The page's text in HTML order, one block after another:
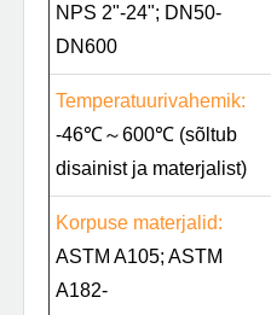
NPS 2"-24"; DN50-
DN600
Temperatuurivahemik:
-46℃～600℃ (sõltub
disainist ja materjalist)
Korpuse materjalid:
ASTM A105; ASTM
A182-